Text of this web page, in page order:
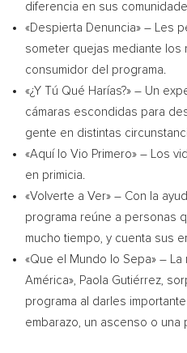
diferencia en sus
«Despierta Denuncia» – Les
someter quejas mediante
consumidor del programa.
«¿Y Tú Qué Harías?» – Un
cámaras escondidas para
gente en distintas
«Aquí lo Vio Primero» – Los
en primicia.
«Volverte a Ver» – Con la
programa reúne a personas
mucho tiempo, y cuenta sus
«Que el Mundo lo Sepa» –
América», Paola Gutiérrez,
programa al darles
embarazo, un ascenso o una